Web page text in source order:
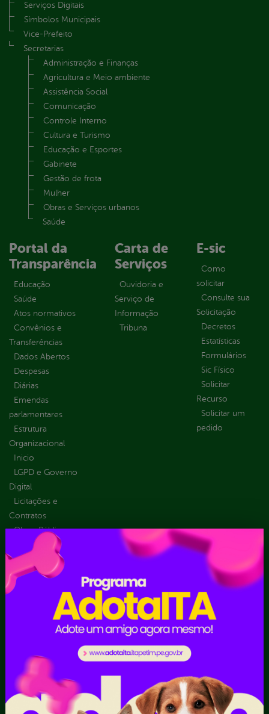
Serviços Digitais
Símbolos Municipais
Vice-Prefeito
Secretarias
Administração e Finanças
Agricultura e Meio ambiente
Assistência Social
Comunicação
Controle Interno
Cultura e Turismo
Educação e Esportes
Gabinete
Gestão de frota
Mulher
Obras e Serviços urbanos
Saúde
Portal da
Transparência
Educação
Saúde
Atos normativos
Convênios e
Transferências
Dados Abertos
Despesas
Diárias
Emendas
parlamentares
Estrutura
Organizacional
Inicio
LGPD e Governo
Digital
Licitações e
Contratos
Obras Públicas
Planejamento e
Prestação de Contas
Receitas
Recursos Humanos
Carta de
Serviços
Ouvidoria e
Serviço de
Informação
Tribuna
E-sic
Como
solicitar
Consulte sua
Solicitação
Decretos
Estatísticas
Formulários
Sic Físico
Solicitar
Recurso
Solicitar um
pedido
Ouvidoria
Acompanhar uma
Atendimento via WhatsApp
Competências da Ouvidoria
Dúvidas? Acesse o FAQ
Fazer uma Manifestação
Portal Transporte
Escolar
Contratos
Despesas
I - Anexo I - Ficha de
Registro de Fornecedor -